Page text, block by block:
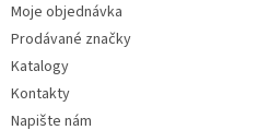
Moje objednávka
Prodávané značky
Katalogy
Kontakty
Napište nám